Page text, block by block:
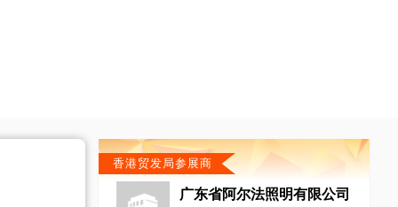
香港贸发局参展商
广东省阿尔法照明有限公司